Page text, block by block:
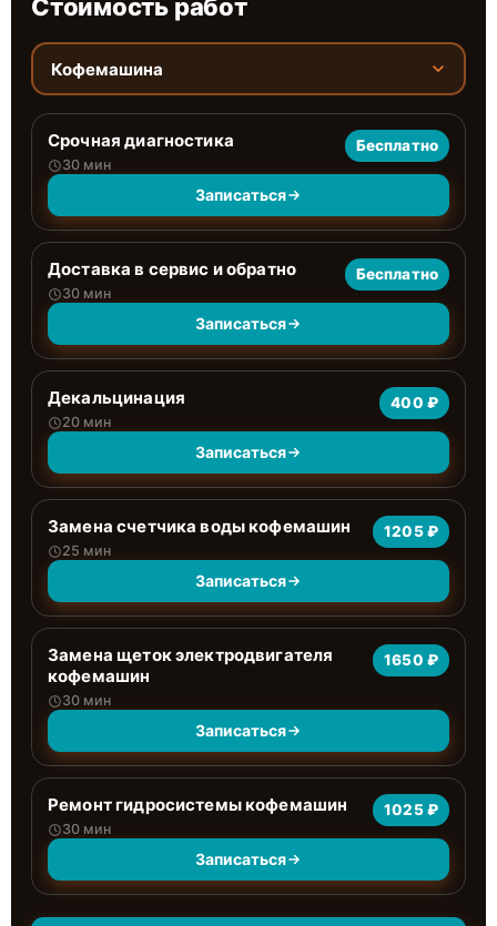
Стоимость работ
Кофемашина
Срочная диагностика
30 мин
Бесплатно
Записаться
Доставка в сервис и обратно
30 мин
Бесплатно
Записаться
Декальцинация
20 мин
400 ₽
Записаться
Замена счетчика воды кофемашин
25 мин
1205 ₽
Записаться
Замена щеток электродвигателя
кофемашин
30 мин
1650 ₽
Записаться
Ремонт гидросистемы кофемашин
30 мин
1025 ₽
Записаться